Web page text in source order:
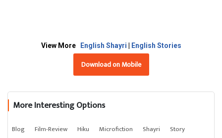
View More English Shayri English Stories
Download on Mobile
More Interesting Options
Blog Film-Review Hiku Microfiction Shayri
Story